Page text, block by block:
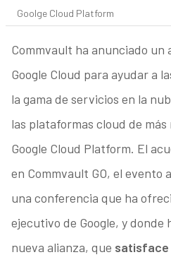
Goolge Cloud Platform
Commvault ha anunciado
Google Cloud para ayudar a
la gama de servicios en la
las plataformas cloud de
Google Cloud Platform. El
en Commvault GO, el evento
una conferencia que ha
ejecutivo de Google, y donde
nueva alianza, que satisface